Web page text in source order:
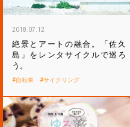
2018.07.12
絶景とアートの融合。「佐久
島」をレンタサイクルで巡ろ
う。
自転車 サイクリング